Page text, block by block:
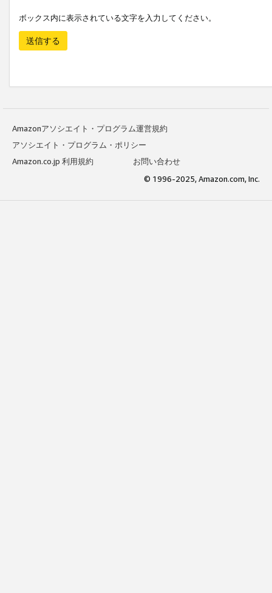
ボックス内に表示されている文字を入力してください。
送信する
Amazonアソシエイト・プログラム運営規約
アソシエイト・プログラム・ポリシー
Amazon.co.jp 利用規約
お問い合わせ
© 1996-2025, Amazon.com, Inc.